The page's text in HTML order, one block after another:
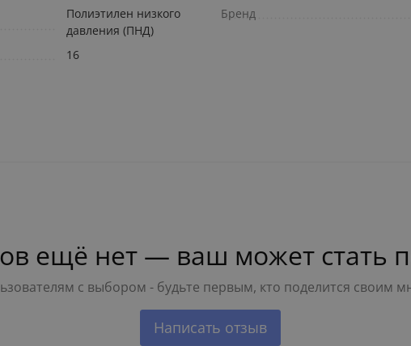
Полиэтилен низкого
давления (ПНД)
16
Бренд
ещё нет — ваш может стать
с выбором - будьте первым, кто поделится своим
Написать отзыв